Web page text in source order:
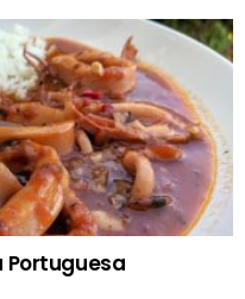
Portuguesa